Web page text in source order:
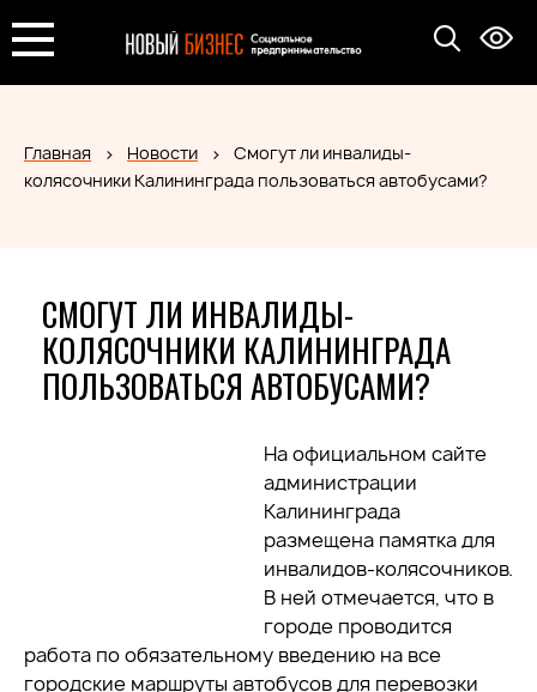
Главная Новости
Смогут ли инвалиды-
колясочники Калининграда пользоваться автобусами?
СМОГУТ ЛИ ИНВАЛИДЫ-
КОЛЯСОЧНИКИ КАЛИНИНГРАДА
ПОЛЬЗОВАТЬСЯ АВТОБУСАМИ?
На официальном сайте
администрации
Калининграда
размещена памятка для
инвалидов-колясочников.
В ней отмечается, что в
городе проводится
работа по обязательному введению на все
городские маршруты автобусов для перевозки